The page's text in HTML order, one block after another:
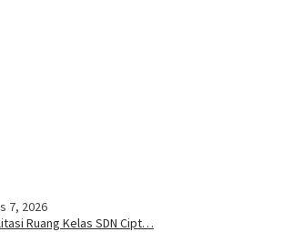
7, 2026
Ruang Kelas SDN Cipt…